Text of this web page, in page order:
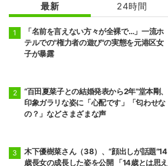
最新 24時間
「名前を言えない方々が全裸で…」一流ホ
テルでの"権力者の遊び"の実態を元港区女
子が暴露
“百田夏菜子との結婚発表から2年”堂本剛、
印象ガラリな姿に「心配です」「匂わせな
の？」などさまざまな声
木下優樹菜さん（38）、“顔出しが話題”14
歳長女の成長した姿を公開 「14歳とは思え